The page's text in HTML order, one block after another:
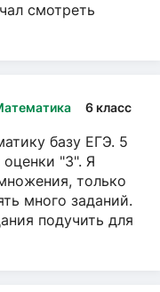
смотреть
6 класс
базу ЕГЭ. 5
"3". Я
только
много заданий.
подучить для